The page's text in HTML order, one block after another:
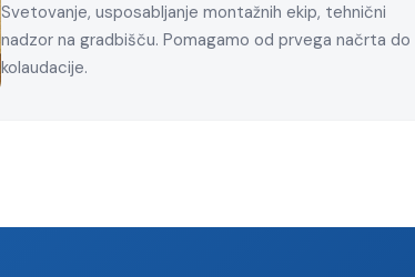
Svetovanje, usposabljanje montažnih ekip, tehnični
nadzor na gradbišču. Pomagamo od prvega načrta do
kolaudacije.